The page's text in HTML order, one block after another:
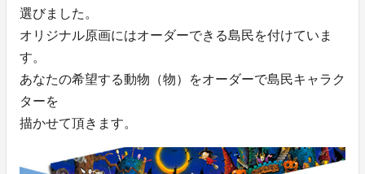
選びました。
オリジナル原画にはオーダーできる島民を付けていま
す。
あなたの希望する動物（物）をオーダーで島民キャラク
ターを
描かせて頂きます。